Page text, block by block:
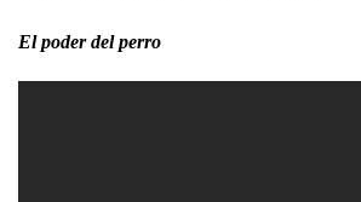
El poder del perro